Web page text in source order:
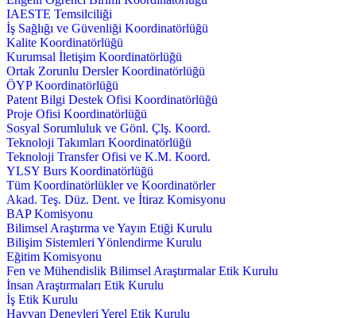
IAESTE Temsilciliği
İş Sağlığı ve Güvenliği Koordinatörlüğü
Kalite Koordinatörlüğü
Kurumsal İletişim Koordinatörlüğü
Ortak Zorunlu Dersler Koordinatörlüğü
ÖYP Koordinatörlüğü
Patent Bilgi Destek Ofisi Koordinatörlüğü
Proje Ofisi Koordinatörlüğü
Sosyal Sorumluluk ve Gönl. Çlş. Koord.
Teknoloji Takımları Koordinatörlüğü
Teknoloji Transfer Ofisi ve K.M. Koord.
YLSY Burs Koordinatörlüğü
Tüm Koordinatörlükler ve Koordinatörler
Akad. Teş. Düz. Dent. ve İtiraz Komisyonu
BAP Komisyonu
Bilimsel Araştırma ve Yayın Etiği Kurulu
Bilişim Sistemleri Yönlendirme Kurulu
Eğitim Komisyonu
Fen ve Mühendislik Bilimsel Araştırmalar Etik Kurulu
İnsan Araştırmaları Etik Kurulu
İş Etik Kurulu
Hayvan Deneyleri Yerel Etik Kurulu